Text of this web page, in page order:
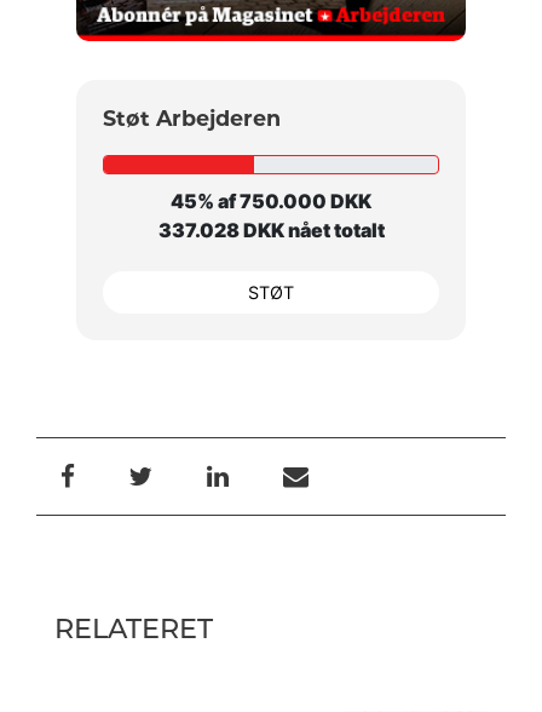
Støt Arbejderen
45% af 750.000 DKK
337.028 DKK nået totalt
STØT
RELATERET